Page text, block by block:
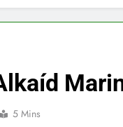
5 Mins